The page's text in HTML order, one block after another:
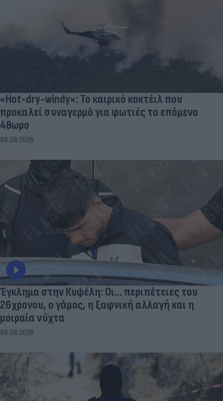
«Hot-dry-windy»: Το καιρικό κοκτέιλ που
προκαλεί συναγερμό για φωτιές το επόμενο
48ωρο
08.08.2026
Έγκλημα στην Κυψέλη: Οι... περιπέτειες του
26χρονου, ο γάμος, η ξαφνική αλλαγή και η
μοιραία νύχτα
08.08.2026